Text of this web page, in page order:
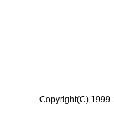
Copyright(C)